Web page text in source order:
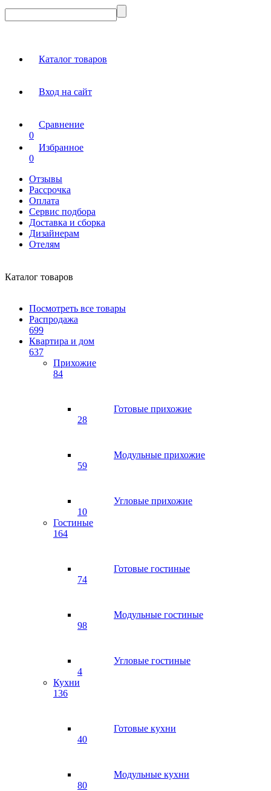
Каталог товаров
Вход на сайт
Сравнение
0
Избранное
0
Отзывы
Рассрочка
Оплата
Сервис подбора
Доставка и сборка
Дизайнерам
Отелям
Каталог товаров
Посмотреть все товары
Распродажа
699
Квартира и дом
637
Прихожие
84
Готовые прихожие
28
Модульные прихожие
59
Угловые прихожие
10
Гостиные
164
Готовые гостиные
74
Модульные гостиные
98
Угловые гостиные
4
Кухни
136
Готовые кухни
40
Модульные кухни
80